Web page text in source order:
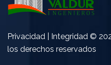
Privacidad | Integridad ©
los derechos reservados